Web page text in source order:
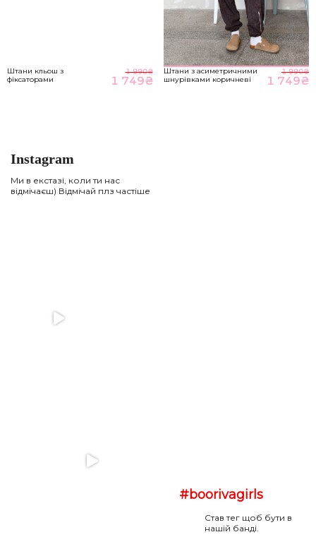
Штани кльош з
фіксаторами
1 990₴
1 749₴
Штани з асиметричними
шнурівками коричневі
1 990₴
1 749₴
Instagram
Ми в екстазі, коли ти нас
відмічаєш) Відмічай плз частіше
#boorivagirls
Став тег щоб бути в
нашій банді.